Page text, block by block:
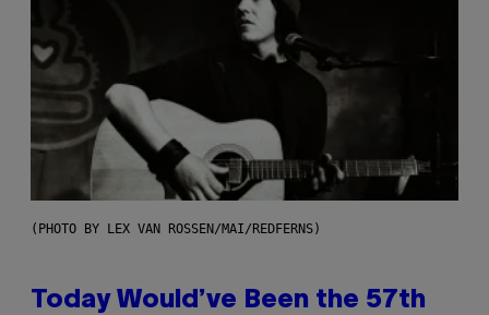
(PHOTO BY LEX VAN ROSSEN/MAI/REDFERNS)
Today Would’ve Been the 57th